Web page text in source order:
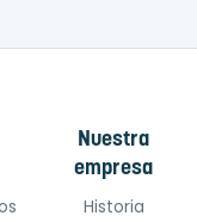
Nuestra
empresa
Historia